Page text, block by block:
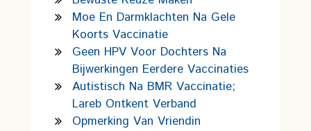
Moe En Darmklachten Na Gele
Koorts Vaccinatie
Geen HPV Voor Dochters Na
Bijwerkingen Eerdere Vaccinaties
Autistisch Na BMR Vaccinatie;
Lareb Ontkent Verband
Opmerking Van Vriendin